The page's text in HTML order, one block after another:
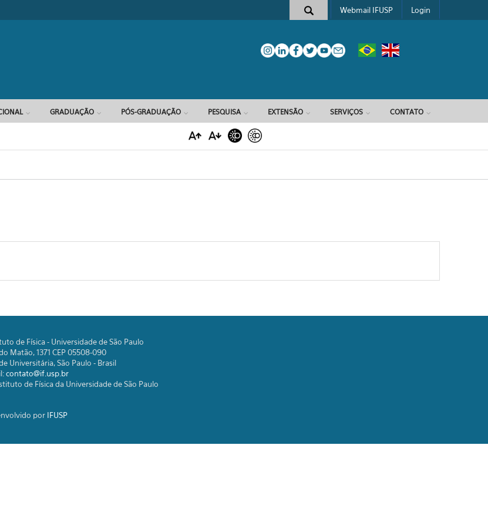
Formulário de busca
Webmail IFUSP Login
GRADUAÇÃO PÓS-GRADUAÇÃO PESQUISA EXTENSÃO SERVIÇOS CONTATO
de Física - Universidade de São Paulo
Matão, 1371 CEP 05508-090
Universitária, São Paulo - Brasil
contato@if.usp.br
de Física da Universidade de São Paulo
por IFUSP